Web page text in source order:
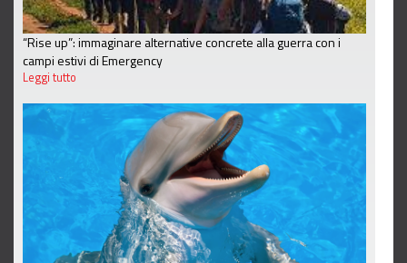
“Rise up”: immaginare alternative concrete alla guerra con i
campi estivi di Emergency
Leggi tutto